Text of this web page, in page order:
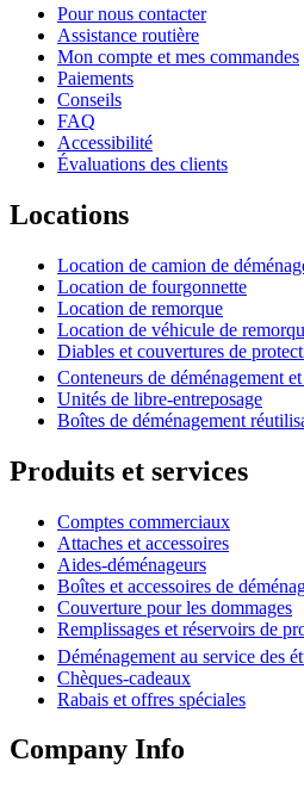
Pour nous contacter
Assistance routière
Mon compte et mes commandes
Paiements
Conseils
FAQ
Accessibilité
Évaluations des clients
Locations
Location de camion de
Location de fourgonnette
Location de remorque
Location de véhicule de
Diables et couvertures de
Conteneurs de déménagement
Unités de libre-entreposage
Boîtes de déménagement
Produits et services
Comptes commerciaux
Attaches et accessoires
Aides-déménageurs
Boîtes et accessoires de
Couverture pour les dommages
Remplissages et réservoirs de
Déménagement au service des
Chèques-cadeaux
Rabais et offres spéciales
Company Info